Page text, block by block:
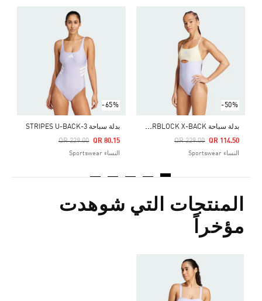
-50%
ب
دلة سباحة PADDED COLORBLOCK X-BACK
Price Reduced From
QR 229.00
To QR 114.50
النساء Sportswear
-65%
بدلة سباحة 3-STRIPES U-BACK
Price Reduced From
QR 229.00
To QR 80.15
النساء Sportswear
Price Reduced From
المنتجات التي شوهدت
مؤخراً